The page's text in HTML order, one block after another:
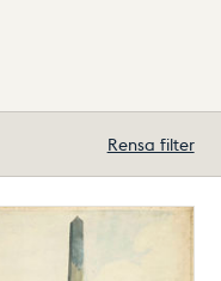
Rensa filter